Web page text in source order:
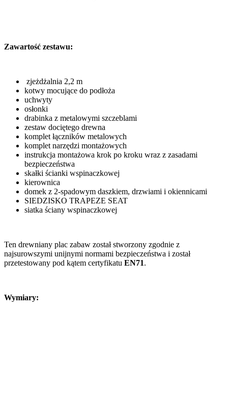
Zawartość zestawu:
zjeżdżalnia 2,2 m
kotwy mocujące do podłoża
uchwyty
osłonki
drabinka z metalowymi szczeblami
zestaw dociętego drewna
komplet łączników metalowych
komplet narzędzi montażowych
instrukcja montażowa krok po kroku wraz z zasadami
bezpieczeństwa
skałki ścianki wspinaczkowej
kierownica
domek z 2-spadowym daszkiem, drzwiami i okiennicami
SIEDZISKO TRAPEZE SEAT
siatka ściany wspinaczkowej
Ten drewniany plac zabaw został stworzony zgodnie z
najsurowszymi unijnymi normami bezpieczeństwa i został
przetestowany pod kątem certyfikatu EN71.
Wymiary: